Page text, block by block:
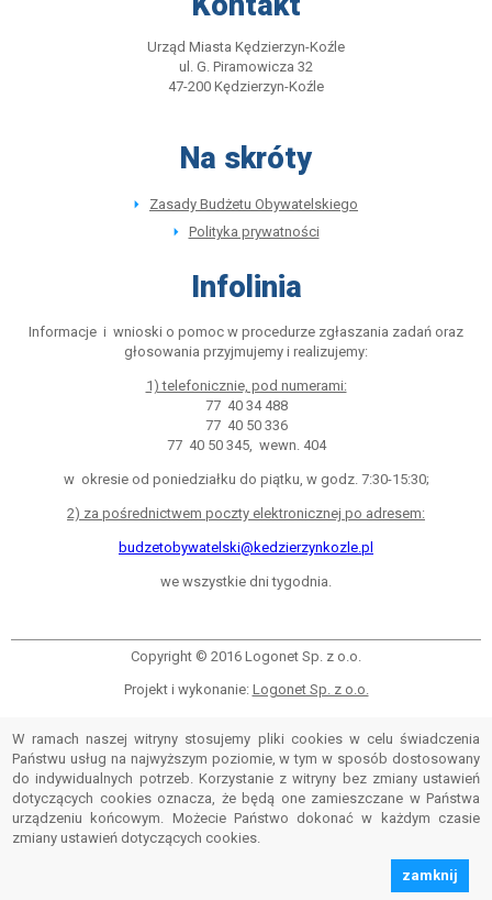
Urząd Miasta Kędzierzyn-Koźle
ul. G. Piramowicza 32
47-200 Kędzierzyn-Koźle
Na skróty
Zasady Budżetu Obywatelskiego
Polityka prywatności
Infolinia
Informacje i wnioski o pomoc w procedurze zgłaszania zadań oraz
głosowania przyjmujemy i realizujemy:
1) telefonicznie, pod numerami:
77 40 34 488
77 40 50 336
77 40 50 345, wewn. 404
w okresie od poniedziałku do piątku, w godz. 7:30-15:30;
2) za pośrednictwem poczty elektronicznej po adresem:
budzetobywatelski@kedzierzynkozle.pl
we wszystkie dni tygodnia.
Copyright © 2016 Logonet Sp. z o.o.
Projekt i wykonanie: Logonet Sp. z o.o.
W ramach naszej witryny stosujemy pliki cookies w celu świadczenia
Państwu usług na najwyższym poziomie, w tym w sposób dostosowany
do indywidualnych potrzeb. Korzystanie z witryny bez zmiany ustawień
dotyczących cookies oznacza, że będą one zamieszczane w Państwa
urządzeniu końcowym. Możecie Państwo dokonać w każdym czasie
zmiany ustawień dotyczących cookies.
zamknij